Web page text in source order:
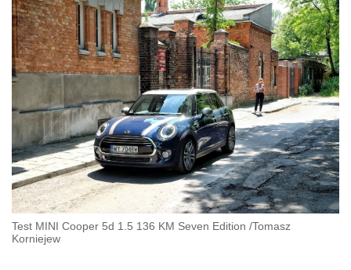
Test MINI Cooper 5d 1.5 136 KM Seven Edition /Tomasz
Korniejew